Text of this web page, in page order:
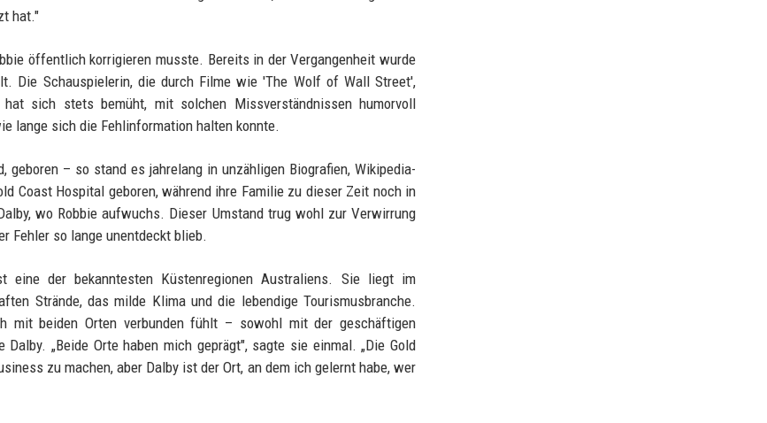
hat."
öffentlich korrigieren musste. Bereits in der Vergangenheit wurde
Die Schauspielerin, die durch Filme wie 'The Wolf of Wall Street',
sich stets bemüht, mit solchen Missverständnissen humorvoll
lange sich die Fehlinformation halten konnte.
geboren – so stand es jahrelang in unzähligen Biografien, Wikipedia-
Coast Hospital geboren, während ihre Familie zu dieser Zeit noch in
wo Robbie aufwuchs. Dieser Umstand trug wohl zur Verwirrung
Fehler so lange unentdeckt blieb.
der bekanntesten Küstenregionen Australiens. Sie liegt im
Strände, das milde Klima und die lebendige Tourismusbranche.
mit beiden Orten verbunden fühlt – sowohl mit der geschäftigen
„Beide Orte haben mich geprägt", sagte sie einmal. „Die Gold
zu machen, aber Dalby ist der Ort, an dem ich gelernt habe, wer